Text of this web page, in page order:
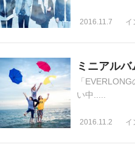
2016.11.7
ミニアル
「
い中.....
2016.11.2